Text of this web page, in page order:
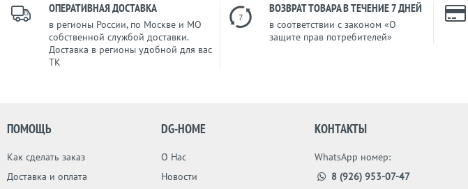
ОПЕРАТИВНАЯ ДОСТАВКА
в регионы России, по Москве и МО
собственной службой доставки.
Доставка в регионы удобной для вас
ТК
7
ВОЗВРАТ ТОВАРА В ТЕЧЕНИЕ 7 ДНЕЙ
в соответствии с законом «О
защите прав потребителей»
ПОМОЩЬ
Как сделать заказ
Доставка и оплата
DG-HOME
О Нас
Новости
КОНТАКТЫ
WhatsApp номер:
8 (926) 953-07-47